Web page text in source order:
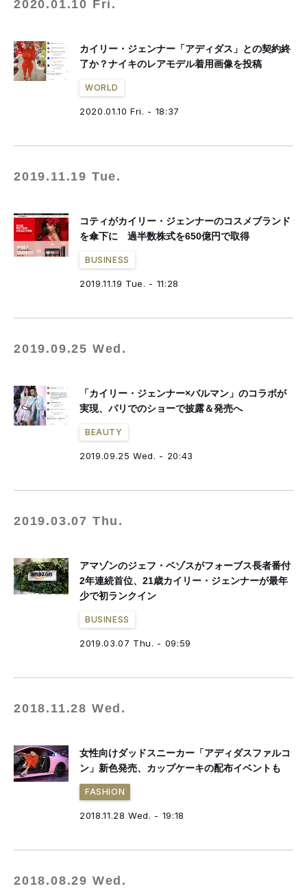
2020.01.10 Fri.
カイリー・ジェンナー「アディダス」との契約終
了か？ナイキのレアモデル着用画像を投稿
WORLD
2020.01.10 Fri. - 18:37
2019.11.19 Tue.
コティがカイリー・ジェンナーのコスメブランド
を傘下に 過半数株式を650億円で取得
BUSINESS
2019.11.19 Tue. - 11:28
2019.09.25 Wed.
「カイリー・ジェンナー×バルマン」のコラボが
実現、パリでのショーで披露＆発売へ
BEAUTY
2019.09.25 Wed. - 20:43
2019.03.07 Thu.
アマゾンのジェフ・ベゾスがフォーブス長者番付
2年連続首位、21歳カイリー・ジェンナーが最年
少で初ランクイン
BUSINESS
2019.03.07 Thu. - 09:59
2018.11.28 Wed.
女性向けダッドスニーカー「アディダスファルコ
ン」新色発売、カップケーキの配布イベントも
FASHION
2018.11.28 Wed. - 19:18
2018.08.29 Wed.